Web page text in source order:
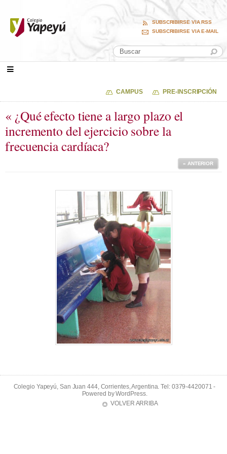
SUBSCRIBIRSE VIA RSS
SUBSCRIBIRSE VIA E-MAIL
CAMPUS PRE-INSCRIPCIÓN
« ¿Qué efecto tiene a largo plazo el
incremento del ejercicio sobre la
frecuencia cardíaca?
« ANTERIOR
Colegio Yapeyú, San Juan 444, Corrientes, Argentina. Tel: 0379-4420071 -
Powered byWordPress.
VOLVER ARRIBA